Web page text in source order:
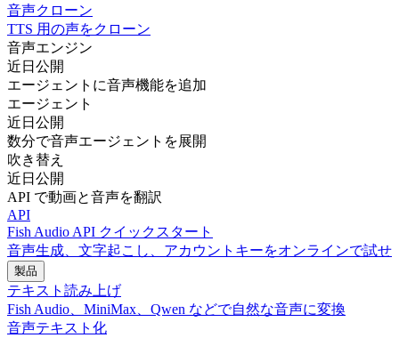
音声クローン
TTS 用の声をクローン
音声エンジン
近日公開
エージェントに音声機能を追加
エージェント
近日公開
数分で音声エージェントを展開
吹き替え
近日公開
API で動画と音声を翻訳
API
Fish Audio API クイックスタート
音声生成、文字起こし、アカウントキーをオンラインで試せ
製品
テキスト読み上げ
Fish Audio、MiniMax、Qwen などで自然な音声に変換
音声テキスト化